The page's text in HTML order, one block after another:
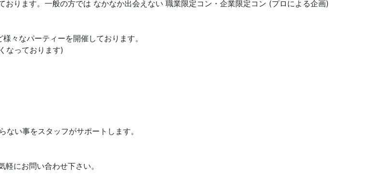
ります。一般の方では なかなか出会えない 職業限定コン・企業限定コン (プロによる企画)
々なパーティーを開催しております。
なっております)
い事をスタッフがサポートします。
にお問い合わせ下さい。